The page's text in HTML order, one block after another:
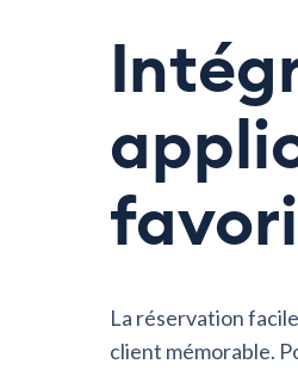
La réservation
client mémorable.